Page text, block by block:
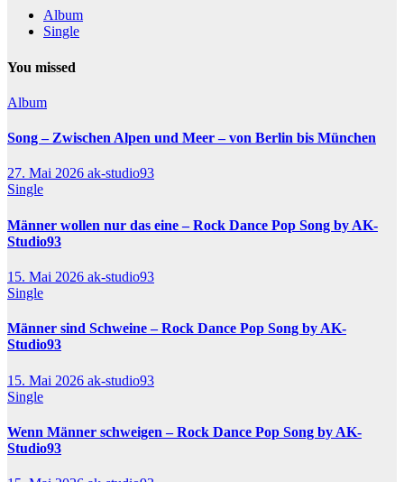
Album
Single
You missed
Album
Song – Zwischen Alpen und Meer – von Berlin bis München
27. Mai 2026 ak-studio93
Single
Männer wollen nur das eine – Rock Dance Pop Song by AK-
Studio93
15. Mai 2026 ak-studio93
Single
Männer sind Schweine – Rock Dance Pop Song by AK-
Studio93
15. Mai 2026 ak-studio93
Single
Wenn Männer schweigen – Rock Dance Pop Song by AK-
Studio93